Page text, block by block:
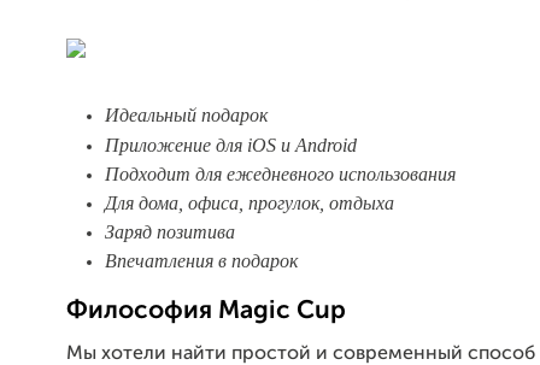
Идеальный подарок
Приложение для iOS и Android
Подходит для ежедневного использования
Для дома, офиса, прогулок, отдыха
Заряд позитива
Впечатления в подарок
Философия Magic Cup
Мы хотели найти простой и современный способ